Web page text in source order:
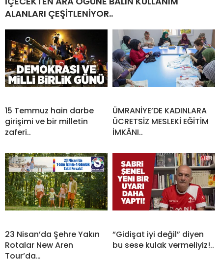
ALANLARI ÇEŞİTLENİYOR..
15 Temmuz hain darbe
girişimi ve bir milletin
zaferi..
ÜMRANİYE’DE KADINLARA
ÜCRETSİZ MESLEKİ EĞİTİM
İMKÂNI..
23 Nisan’da Şehre Yakın
Rotalar New Aren
Tour’da…
“Gidişat iyi değil” diyen
bu sese kulak vermeliyiz!..